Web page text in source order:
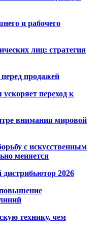
и рабочего
лиц: стратегия
продажей
переход к
внимания мировой
с искусственным
меняется
2026
повышение
технику, чем